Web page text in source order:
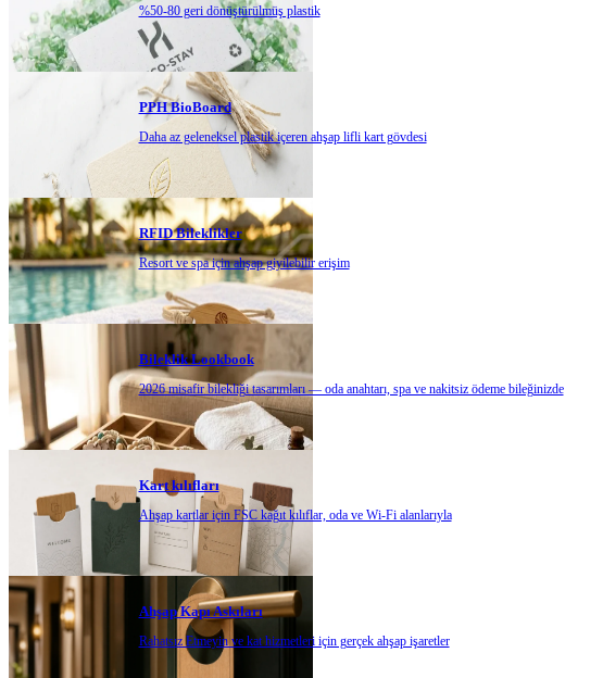
%50-80 geri dönüştürülmüş plastik
PPH BioBoard
Daha az geleneksel plastik içeren ahşap lifli kart gövdesi
RFID Bileklikler
Resort ve spa için ahşap giyilebilir erişim
Bileklik Lookbook
2026 misafir bilekliği tasarımları — oda anahtarı, spa ve nakitsiz ödeme bileğinizde
Kart kılıfları
Ahşap kartlar için FSC kağıt kılıflar, oda ve Wi-Fi alanlarıyla
Ahşap Kapı Askıları
Rahatsız Etmeyin ve kat hizmetleri için gerçek ahşap işaretler